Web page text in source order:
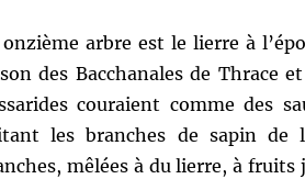
arbre est le lierre à
des Bacchanales de Thrace
couraient comme des
les branches de sapin de
mêlées à du lierre, à fruits